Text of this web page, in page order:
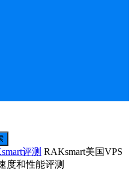
评测 RAKsmart美国VPS
度和性能评测